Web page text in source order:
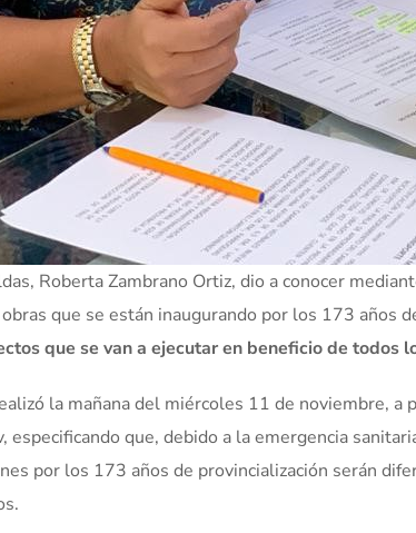
Roberta Zambrano Ortiz, dio a conocer
que se están inaugurando por los 173 años
que se van a ejecutar en beneficio de todos
la mañana del miércoles 11 de noviembre, a
especificando que, debido a la emergencia
por los 173 años de provincialización serán